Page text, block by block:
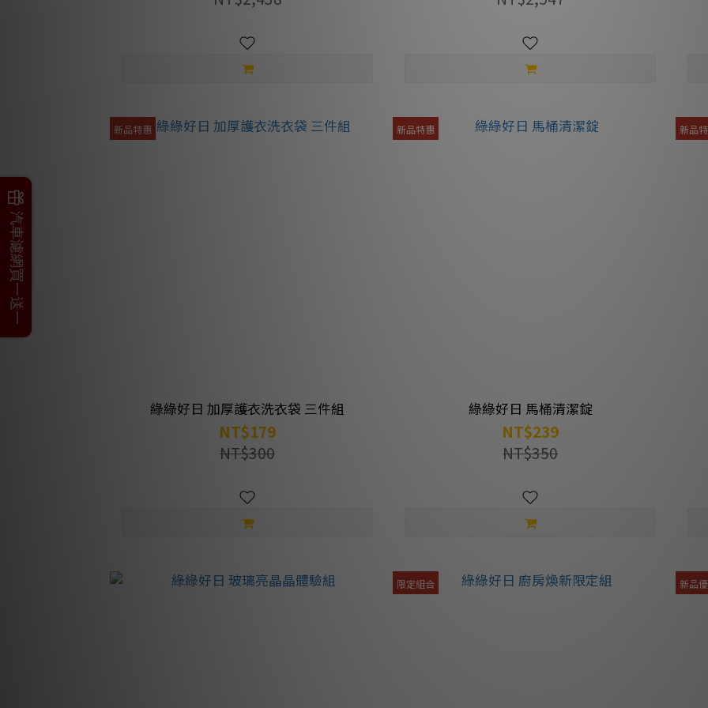
新品特惠
綠綠好日 加厚護衣洗衣袋 三件組
NT$179
NT$300
新品特惠
綠綠好日 馬桶清潔錠
NT$239
NT$350
新品
限定組合 新品
父親節加碼
汽車濾網買一送一